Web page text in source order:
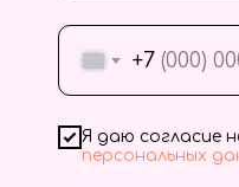
+7
Я даю согласие
персональных